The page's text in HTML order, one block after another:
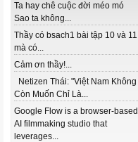
Ta hay chê cuộc đời méo mó
Sao ta không...
Thầy có bsach1 bài tập 10 và 11
mà có...
Cảm ơn thầy!...
Netizen Thái: "Việt Nam Không
Còn Muốn Chỉ Là...
Google Flow is a browser-based
AI filmmaking studio that
leverages...